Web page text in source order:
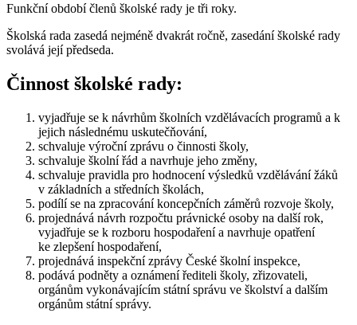
Funkční období členů školské rady je tři roky.
Školská rada zasedá nejméně dvakrát ročně, zasedání školské rady
svolává její předseda.
Činnost školské rady:
vyjadřuje se k návrhům školních vzdělávacích programů a k
jejich následnému uskutečňování,
schvaluje výroční zprávu o činnosti školy,
schvaluje školní řád a navrhuje jeho změny,
schvaluje pravidla pro hodnocení výsledků vzdělávání žáků
v základních a středních školách,
podílí se na zpracování koncepčních záměrů rozvoje školy,
projednává návrh rozpočtu právnické osoby na další rok,
vyjadřuje se k rozboru hospodaření a navrhuje opatření
ke zlepšení hospodaření,
projednává inspekční zprávy České školní inspekce,
podává podněty a oznámení řediteli školy, zřizovateli,
orgánům vykonávajícím státní správu ve školství a dalším
orgánům státní správy.